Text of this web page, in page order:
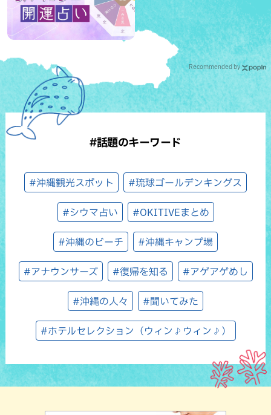
Recommended by
#話題のキーワード
#沖縄観光スポット #琉球ゴールデンキングス
#シウマ占い #OKITIVEまとめ
#沖縄のビーチ #沖縄キャンプ場
#アナウンサーズ #復帰を知る #アゲアゲめし
#沖縄の人々 #聞いてみた
#ホテルセレクション（ウィン♪ウィン♪）